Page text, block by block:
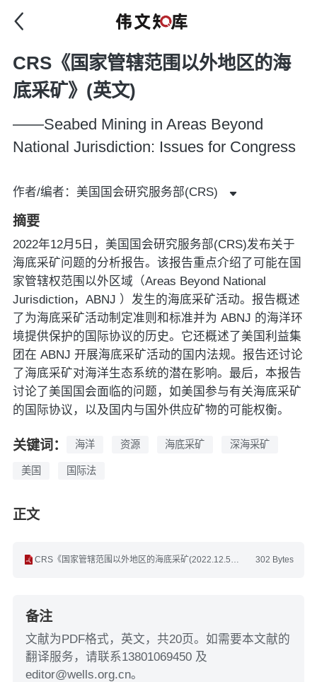
CRS《国家管辖范围以外地区的海
底采矿》(英文)
——Seabed Mining in Areas Beyond
National Jurisdiction: Issues for Congress
作者/编者：美国国会研究服务部(CRS)
摘要
2022年12月5日，美国国会研究服务部(CRS)发布关于
海底采矿问题的分析报告。该报告重点介绍了可能在国
家管辖权范围以外区域（Areas Beyond National
Jurisdiction，ABNJ ）发生的海底采矿活动。报告概述
了为海底采矿活动制定准则和标准并为 ABNJ 的海洋环
境提供保护的国际协议的历史。它还概述了美国利益集
团在 ABNJ 开展海底采矿活动的国内法规。报告还讨论
了海底采矿对海洋生态系统的潜在影响。最后，本报告
讨论了美国国会面临的问题，如美国参与有关海底采矿
的国际协议，以及国内与国外供应矿物的可能权衡。
关键词： 海洋 资源 海底采矿 深海采矿
美国 国际法
正文
302 Bytes
CRS《国家管辖范围以外地区的海底采矿(2022.12.5)》(英文).pdf
备注
文献为PDF格式，英文，共20页。如需要本文献的
翻译服务，请联系13801069450 及
editor@wells.org.cn。